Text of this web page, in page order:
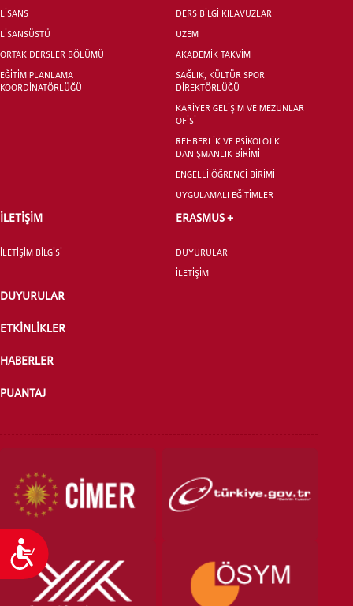
Ulaşılabilirlik
INTERNATIONAL
STUDENT
ÖNLİSANS ve
LİSANS
LİSANSÜSTÜ
ORTAK DERSLER BÖLÜMÜ
EĞİTİM PLANLAMA
KOORDİNATÖRLÜĞÜ
DERS BİLGİ KILAVUZLARI
UZEM
AKADEMİK TAKVİM
SAĞLIK, KÜLTÜR SPOR
DİREKTÖRLÜĞÜ
KARİYER GELİŞİM VE MEZUNLAR
OFİSİ
REHBERLİK VE PSİKOLOJİK
DANIŞMANLIK BİRİMİ
ENGELLİ ÖĞRENCİ BİRİMİ
UYGULAMALI EĞİTİMLER
İLETİŞİM
İLETİŞİM BİLGİSİ
ERASMUS +
DUYURULAR
İLETİŞİM
DUYURULAR
ETKİNLİKLER
HABERLER
PUANTAJ